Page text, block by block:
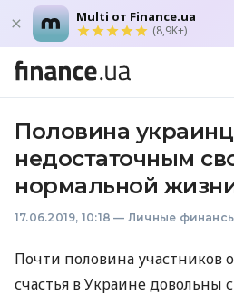
Multi от Finance.ua
(8,9K+)
Половина
недостаточным
нормальной
17.06.2019, 10:18 — Личные
Почти половина участников
счастья в Украине довольны